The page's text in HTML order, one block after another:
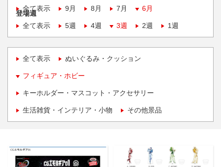
全て表示
9月 8月 7月 6月
登場週
全て表示
5週 4週 3週 2週 1週
全て表示 ぬいぐるみ・クッション
フィギュア・ホビー
キーホルダー・マスコット・アクセサリー
生活雑貨・インテリア・小物 その他景品